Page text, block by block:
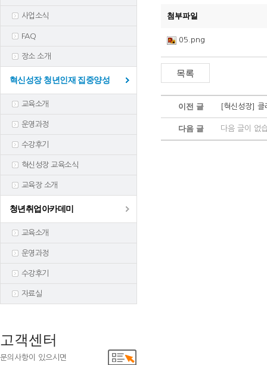
사업소식
FAQ
장소 소개
혁신성장 청년인재 집중양성
교육소개
운영과정
수강후기
혁신성장 교육소식
교육장 소개
청년취업아카데미
교육소개
운영과정
수강후기
자료실
고객센터
문의사항이 있으시면
첨부파일
05.png
이전 글 [혁신성장] 클
다음 글 다음 글이 없